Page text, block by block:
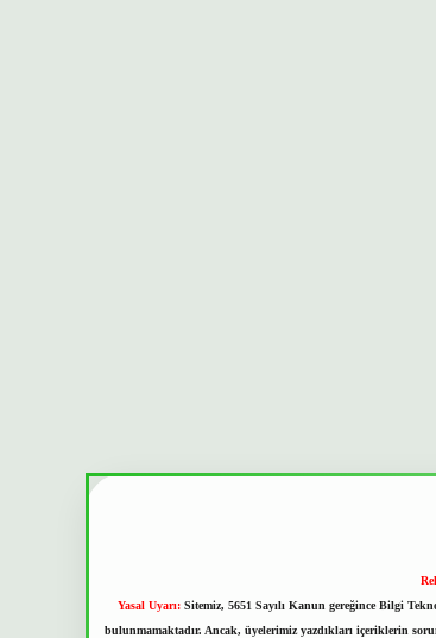
Yasal Uyarı: Sitemiz, 5651 Sayılı Kanun gereğince Bilgi
bulunmamaktadır. Ancak, üyelerimiz yazdıkları içeriklerin